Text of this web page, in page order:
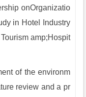
onOrganizatio
in Hotel Industry
amp;Hospit
of the environm
review and a pr